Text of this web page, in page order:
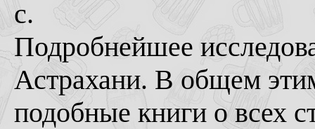
с.
Подробнейшее
Астрахани. В общем
подобные книги о всех